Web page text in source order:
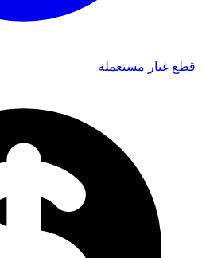
قطع غيار مستعملة